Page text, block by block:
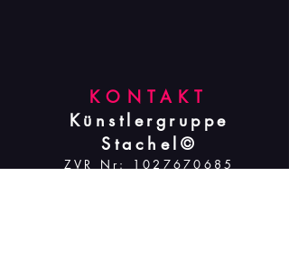
KONTAKT
Künstlergruppe
Stachel©
ZVR Nr: 1027670685